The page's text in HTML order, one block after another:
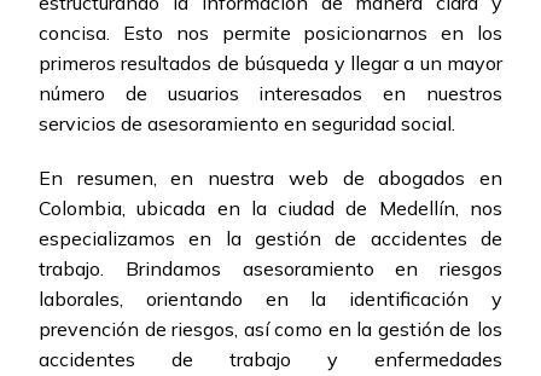
concisa. Esto nos permite posicionarnos en los
primeros resultados de búsqueda y llegar a un mayor
número de usuarios interesados en nuestros
servicios de asesoramiento en seguridad social.
En resumen, en nuestra web de abogados en
Colombia, ubicada en la ciudad de Medellín, nos
especializamos en la gestión de accidentes de
trabajo. Brindamos asesoramiento en riesgos
laborales, orientando en la identificación y
prevención de riesgos, así como en la gestión de los
accidentes de trabajo y enfermedades